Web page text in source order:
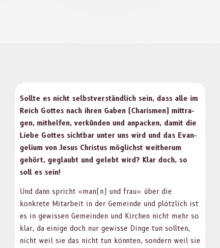
Sollte es nicht selb­stver­ständlich sein, dass alle im
Reich Gottes nach ihren Gaben (Charis­men) mit­tra­
gen, mithelfen, verkün­den und anpack­en, damit die
Liebe Gottes sicht­bar unter uns wird und das Evan­
geli­um von Jesus Chris­tus möglichst wei­therum
gehört, geglaubt und gelebt wird? Klar doch, so
soll es sein!
Und dann spricht «man(n) und frau» über die
konkrete Mitar­beit in der Gemeinde und plöt­zlich ist
es in gewis­sen Gemein­den und Kirchen nicht mehr so
klar, da einige doch nur gewisse Dinge tun soll­ten,
nicht weil sie das nicht tun kön­nten, son­dern weil sie